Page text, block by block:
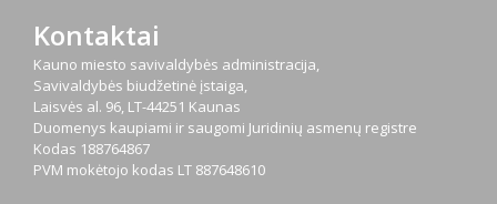
Kontaktai
Kauno miesto savivaldybės administracija,
Savivaldybės biudžetinė įstaiga,
Laisvės al. 96, LT-44251 Kaunas
Duomenys kaupiami ir saugomi Juridinių asmenų registre
Kodas 188764867
PVM mokėtojo kodas LT 887648610